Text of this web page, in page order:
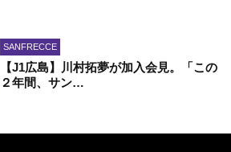
SANFRECCE
【J1広島】川村拓夢が加入会見。「この
２年間、サン…